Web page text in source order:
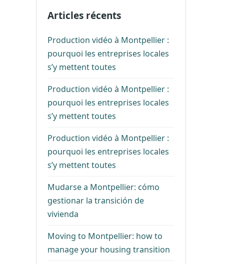
Articles récents
Production vidéo à Montpellier :
pourquoi les entreprises locales
s’y mettent toutes
Production vidéo à Montpellier :
pourquoi les entreprises locales
s’y mettent toutes
Production vidéo à Montpellier :
pourquoi les entreprises locales
s’y mettent toutes
Mudarse a Montpellier: cómo
gestionar la transición de
vivienda
Moving to Montpellier: how to
manage your housing transition